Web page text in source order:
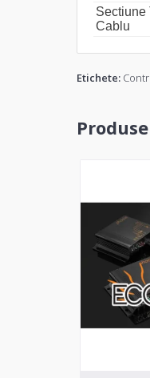
Sectiune
Cablu
Etichete: